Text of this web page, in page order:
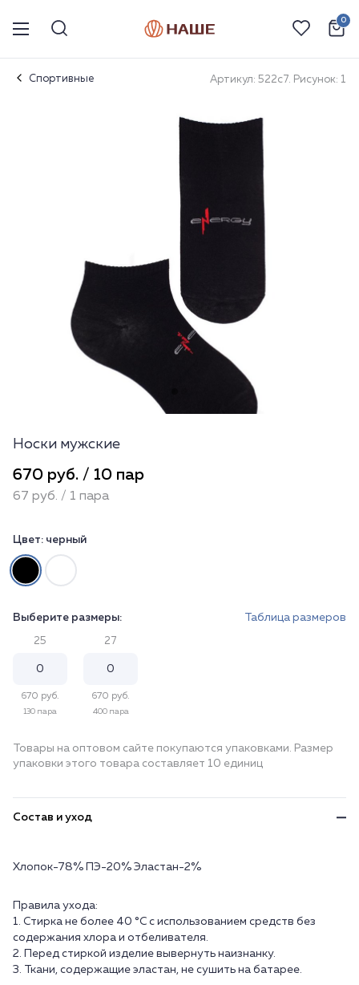
0
Спортивные Артикул: 522с7. Рисунок: 1
Носки мужские
670 руб. / 10 пар
67 руб. / 1 пара
Цвет: черный
Выберите размеры: Таблица размеров
25
670 руб.
130 пара
27
670 руб.
400 пара
Товары на оптовом сайте покупаются упаковками. Размер
упаковки этого товара составляет 10 единиц
Состав и уход
Хлопок-78% ПЭ-20% Эластан-2%
Правила ухода:
1. Стирка не более 40 °C с использованием средств без
содержания хлора и отбеливателя.
2. Перед стиркой изделие вывернуть наизнанку.
3. Ткани, содержащие эластан, не сушить на батарее.